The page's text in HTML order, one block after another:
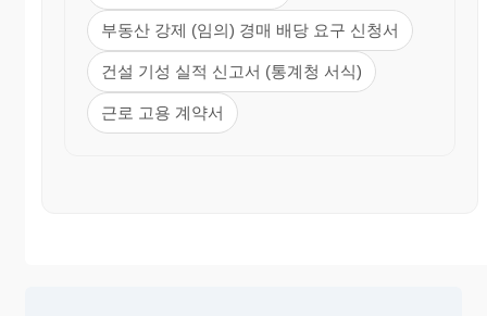
부동산 강제 (임의) 경매 배당 요구 신청서
건설 기성 실적 신고서 (통계청 서식)
근로 고용 계약서